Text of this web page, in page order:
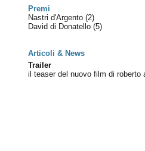
Premi
Nastri d'Argento (2)
David di Donatello (5)
Articoli & News
Trailer
il teaser del nuovo film di roberto